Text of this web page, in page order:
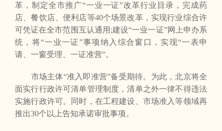
革，制定全市推广“一业一证”改革行业目录，完成药
店、餐饮店、便利店等40个场景改革，实现行业综合许
可凭证在全市范围互认通用;建设“一业一证”网上申办系
统，将“一业一证”事项纳入综合窗口，实现“一表申
请、一窗受理、一证准营”。
市场主体“准入即准营”备受期待。为此，北京将全
面实行行政许可清单管理制度，清单之外一律不得违法
实施行政许可。同时，在工程建设、市场准入等领域再
推出30个以上告知承诺审批事项。